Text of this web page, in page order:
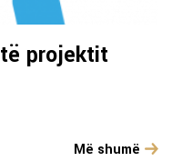
projektit
Më shumë